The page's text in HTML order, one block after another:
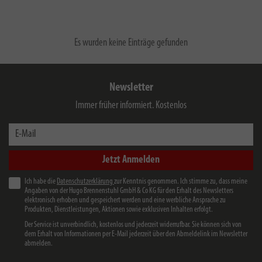
Es wurden keine Einträge gefunden
Newsletter
Immer früher informiert. Kostenlos
E-Mail
Jetzt Anmelden
Ich habe die Datenschutzerklärung zur Kenntnis genommen. Ich stimme zu, dass meine
Angaben von der Hugo Brennenstuhl GmbH & Co KG für den Erhalt des Newsletters
elektronisch erhoben und gespeichert werden und eine werbliche Ansprache zu
Produkten, Dienstleistungen, Aktionen sowie exklusiven Inhalten erfolgt.
Der Service ist unverbindlich, kostenlos und jederzeit widerrufbar. Sie können sich von
dem Erhalt von Informationen per E-Mail jederzeit über den Abmeldelink im Newsletter
abmelden.